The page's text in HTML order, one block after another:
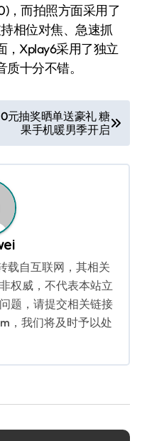
，而拍照方面采用了
相位对焦、急速抓
，Xplay6采用了独立
十分不错。
0元抽奖晒单送豪礼 糖
果手机暖男季开启
载自互联网，其相关
权威，不代表本站立
题，请提交相关链接
，我们将及时予以处